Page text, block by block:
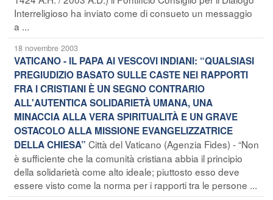
Interreligioso ha inviato come di consueto un messaggio
a ...
18 novembre 2003
VATICANO - IL PAPA AI VESCOVI INDIANI: “QUALSIASI
PREGIUDIZIO BASATO SULLE CASTE NEI RAPPORTI
FRA I CRISTIANI È UN SEGNO CONTRARIO
ALL'AUTENTICA SOLIDARIETÀ UMANA, UNA
MINACCIA ALLA VERA SPIRITUALITÀ E UN GRAVE
OSTACOLO ALLA MISSIONE EVANGELIZZATRICE
DELLA CHIESA” Città del Vaticano (Agenzia Fides) - “Non
è sufficiente che la comunità cristiana abbia il principio
della solidarietà come alto ideale; piuttosto esso deve
essere visto come la norma per i rapporti tra le persone ...